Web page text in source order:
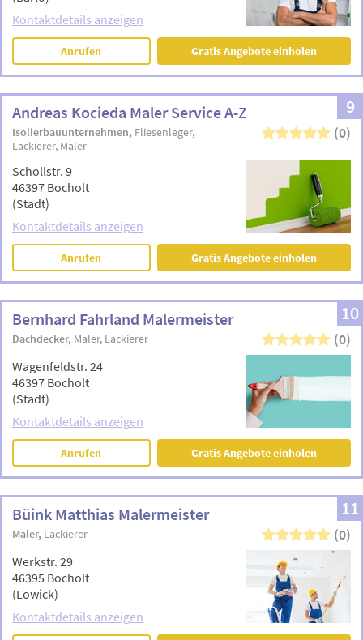
Kontaktdetails anzeigen
Anrufen Gratis Angebote einholen
9
Andreas Kocieda Maler Service A-Z
Isolierbauunternehmen Fliesenleger
Lackierer Maler
(0)
Schollstr. 9
46397 Bocholt
(Stadt)
Kontaktdetails anzeigen
Anrufen Gratis Angebote einholen
10
Bernhard Fahrland Malermeister
Dachdecker Maler Lackierer (0)
Wagenfeldstr. 24
46397 Bocholt
(Stadt)
Kontaktdetails anzeigen
Anrufen Gratis Angebote einholen
11
Büink Matthias Malermeister
Maler Lackierer (0)
Werkstr. 29
46395 Bocholt
(Lowick)
Kontaktdetails anzeigen